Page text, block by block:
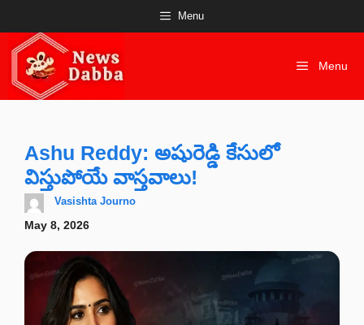
to
content
Menu
Menu
Ashu Reddy: అషురెడ్డి కేసులో
విస్తుపోయే వాస్తవాలు!
Vasishta Journo
May 8, 2026